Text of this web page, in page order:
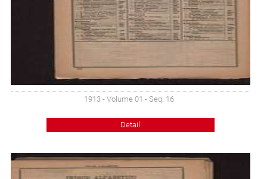
1913 - Volume 01 - Seq: 16
Detail